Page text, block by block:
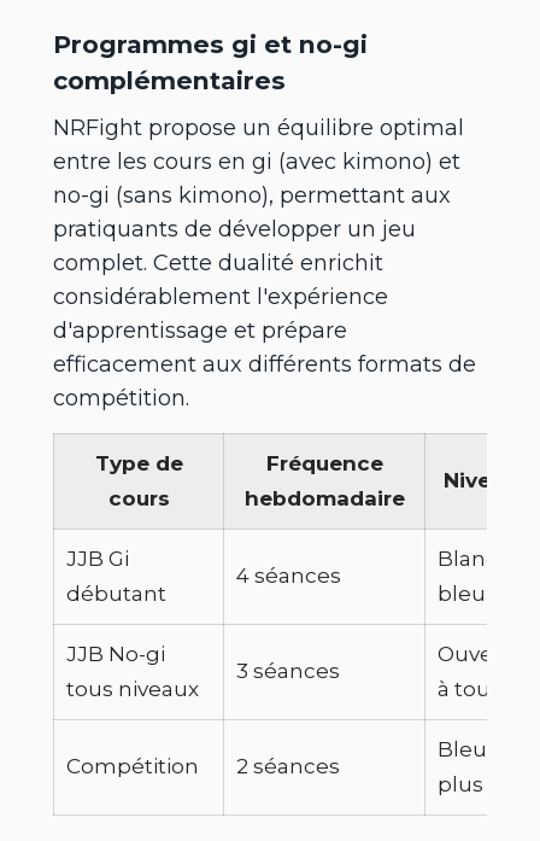
Programmes gi et no-gi
complémentaires
NRFight propose un équilibre optimal
entre les cours en gi (avec kimono) et
no-gi (sans kimono), permettant aux
pratiquants de développer un jeu
complet. Cette dualité enrichit
considérablement l'expérience
d'apprentissage et prépare
efficacement aux différents formats de
compétition.
Type de
cours
Fréquence
hebdomadaire
Niveau
JJB Gi
débutant
4 séances
Blanc à
bleu
JJB No-gi
tous niveaux
3 séances
Ouvert
à tous
Compétition 2 séances
Bleu et
plus